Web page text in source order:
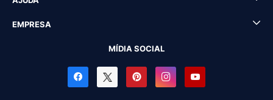
EMPRESA
MÍDIA SOCIAL